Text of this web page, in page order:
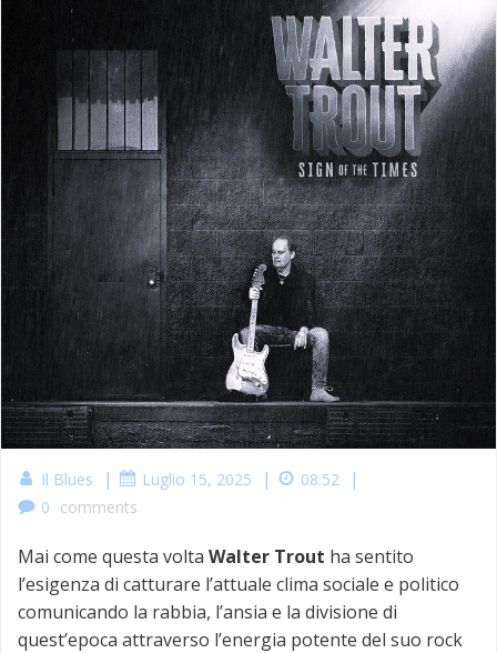
Il Blues | Luglio 15, 2025 | 08:52 |
0 comments
Mai come questa volta Walter Trout ha sentito
l’esigenza di catturare l’attuale clima sociale e politico
comunicando la rabbia, l’ansia e la divisione di
quest’epoca attraverso l’energia potente del suo rock